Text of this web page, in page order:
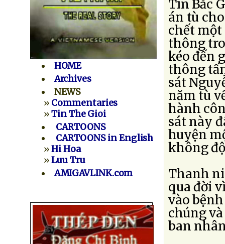
HOME
Archives
NEWS
» Commentaries
»Tin The Gioi
CARTOONS
CARTOONS in English
»Hi Hoa
»Luu Tru
AMIGAVLINK.com
Tin Bắc
án tù
chết
thông
kéo đến
thông
sát
năm tù
hành
sát này
huyện
không
Thanh
qua đời
vào
chúng
ban